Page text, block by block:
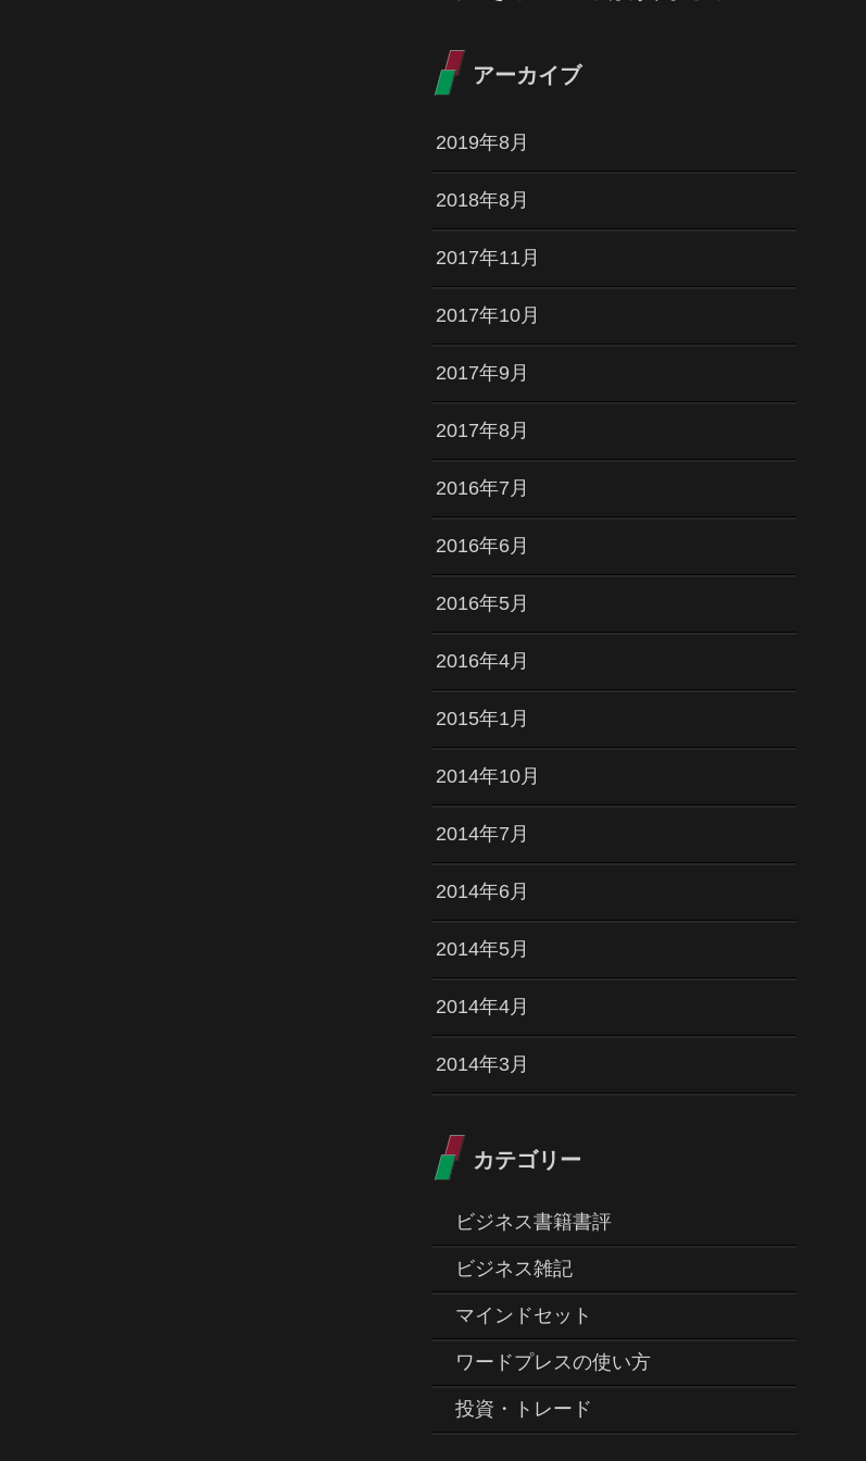
アーカイブ
2019年8月
2018年8月
2017年11月
2017年10月
2017年9月
2017年8月
2016年7月
2016年6月
2016年5月
2016年4月
2015年1月
2014年10月
2014年7月
2014年6月
2014年5月
2014年4月
2014年3月
カテゴリー
ビジネス書籍書評
ビジネス雑記
マインドセット
ワードプレスの使い方
投資・トレード